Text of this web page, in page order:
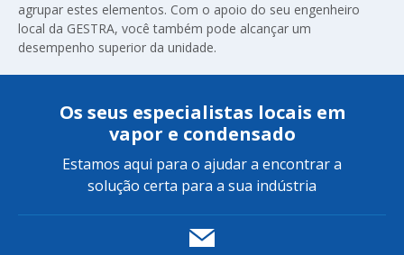
agrupar estes elementos. Com o apoio do seu engenheiro
local da GESTRA, você também pode alcançar um
desempenho superior da unidade.
Os seus especialistas locais em
vapor e condensado
Estamos aqui para o ajudar a encontrar a
solução certa para a sua indústria